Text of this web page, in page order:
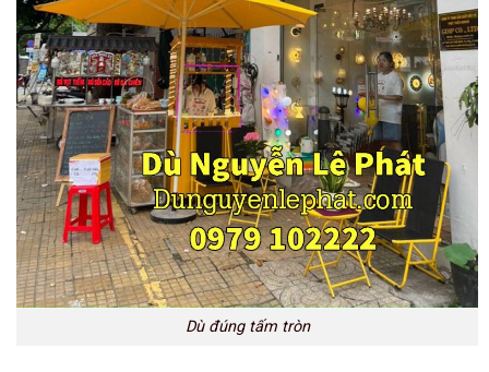
Dù đúng tấm tròn